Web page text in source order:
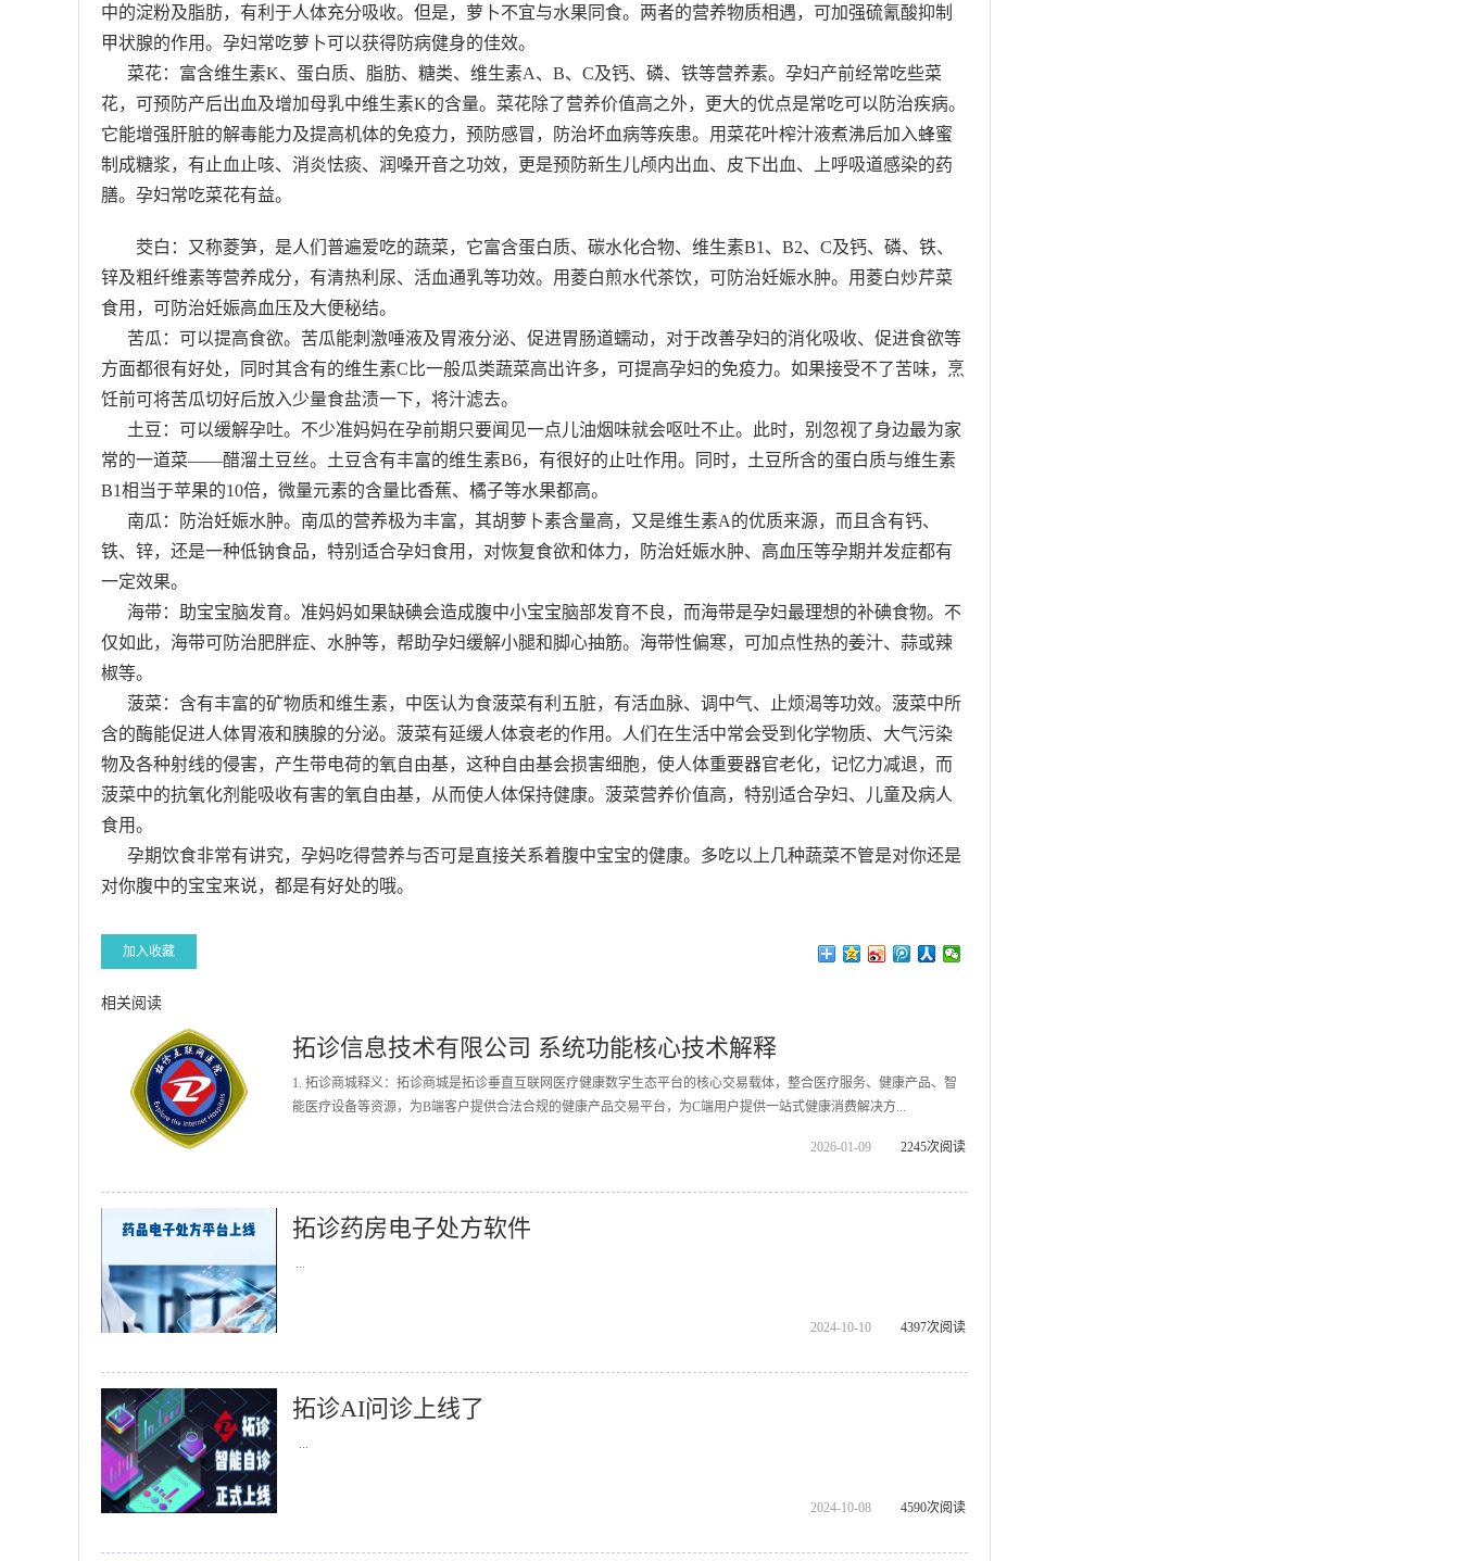
中的淀粉及脂肪，有利于人体充分吸收。但是，萝卜不宜与水果同食。两者的营养物质相遇，可加强硫氰酸抑制
甲状腺的作用。孕妇常吃萝卜可以获得防病健身的佳效。
菜花：富含维生素K、蛋白质、脂肪、糖类、维生素A、B、C及钙、磷、铁等营养素。孕妇产前经常吃些菜
花，可预防产后出血及增加母乳中维生素K的含量。菜花除了营养价值高之外，更大的优点是常吃可以防治疾病。
它能增强肝脏的解毒能力及提高机体的免疫力，预防感冒，防治坏血病等疾患。用菜花叶榨汁液煮沸后加入蜂蜜
制成糖浆，有止血止咳、消炎怯痰、润嗓开音之功效，更是预防新生儿颅内出血、皮下出血、上呼吸道感染的药
膳。孕妇常吃菜花有益。
茭白：又称菱笋，是人们普遍爱吃的蔬菜，它富含蛋白质、碳水化合物、维生素B1、B2、C及钙、磷、铁、
锌及粗纤维素等营养成分，有清热利尿、活血通乳等功效。用菱白煎水代茶饮，可防治妊娠水肿。用菱白炒芹菜
食用，可防治妊娠高血压及大便秘结。
苦瓜：可以提高食欲。苦瓜能刺激唾液及胃液分泌、促进胃肠道蠕动，对于改善孕妇的消化吸收、促进食欲等
方面都很有好处，同时其含有的维生素C比一般瓜类蔬菜高出许多，可提高孕妇的免疫力。如果接受不了苦味，烹
饪前可将苦瓜切好后放入少量食盐渍一下，将汁滤去。
土豆：可以缓解孕吐。不少准妈妈在孕前期只要闻见一点儿油烟味就会呕吐不止。此时，别忽视了身边最为家
常的一道菜——醋溜土豆丝。土豆含有丰富的维生素B6，有很好的止吐作用。同时，土豆所含的蛋白质与维生素
B1相当于苹果的10倍，微量元素的含量比香蕉、橘子等水果都高。
南瓜：防治妊娠水肿。南瓜的营养极为丰富，其胡萝卜素含量高，又是维生素A的优质来源，而且含有钙、
铁、锌，还是一种低钠食品，特别适合孕妇食用，对恢复食欲和体力，防治妊娠水肿、高血压等孕期并发症都有
一定效果。
海带：助宝宝脑发育。准妈妈如果缺碘会造成腹中小宝宝脑部发育不良，而海带是孕妇最理想的补碘食物。不
仅如此，海带可防治肥胖症、水肿等，帮助孕妇缓解小腿和脚心抽筋。海带性偏寒，可加点性热的姜汁、蒜或辣
椒等。
菠菜：含有丰富的矿物质和维生素，中医认为食菠菜有利五脏，有活血脉、调中气、止烦渴等功效。菠菜中所
含的酶能促进人体胃液和胰腺的分泌。菠菜有延缓人体衰老的作用。人们在生活中常会受到化学物质、大气污染
物及各种射线的侵害，产生带电荷的氧自由基，这种自由基会损害细胞，使人体重要器官老化，记忆力减退，而
菠菜中的抗氧化剂能吸收有害的氧自由基，从而使人体保持健康。菠菜营养价值高，特别适合孕妇、儿童及病人
食用。
孕期饮食非常有讲究，孕妈吃得营养与否可是直接关系着腹中宝宝的健康。多吃以上几种蔬菜不管是对你还是
对你腹中的宝宝来说，都是有好处的哦。
加入收藏
相关阅读
拓诊信息技术有限公司 系统功能核心技术解释
1. 拓诊商城释义：拓诊商城是拓诊垂直互联网医疗健康数字生态平台的核心交易载体，整合医疗服务、健康产品、智
能医疗设备等资源，为B端客户提供合法合规的健康产品交易平台，为C端用户提供一站式健康消费解决方...
2026-01-09 2245次阅读
拓诊药房电子处方软件
...
2024-10-10 4397次阅读
拓诊AI问诊上线了
...
2024-10-08 4590次阅读